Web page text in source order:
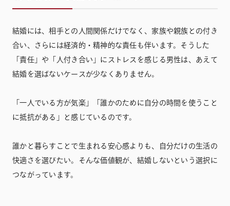
結婚には、相手との人間関係だけでなく、家族や親族との付き
合い、さらには経済的・精神的な責任も伴います。そうした
「責任」や「人付き合い」にストレスを感じる男性は、あえて
結婚を選ばないケースが少なくありません。
「一人でいる方が気楽」「誰かのために自分の時間を使うこと
に抵抗がある」と感じているのです。
誰かと暮らすことで生まれる安心感よりも、自分だけの生活の
快適さを選びたい。そんな価値観が、結婚しないという選択に
つながっています。